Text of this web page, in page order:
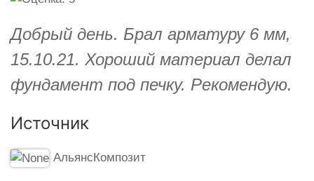
Добрый день. Брал арматуру 6 мм,
15.10.21. Хороший материал делал
фундамент под печку. Рекомендую.
Источник
АльянсКомпозит